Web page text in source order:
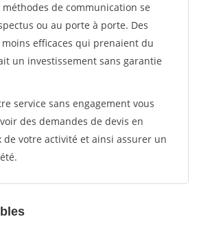
de communication se
ou au porte à porte. Des
efficaces qui prenaient du
un investissement sans garantie
service sans engagement vous
des demandes de devis en
de votre activité et ainsi assurer un